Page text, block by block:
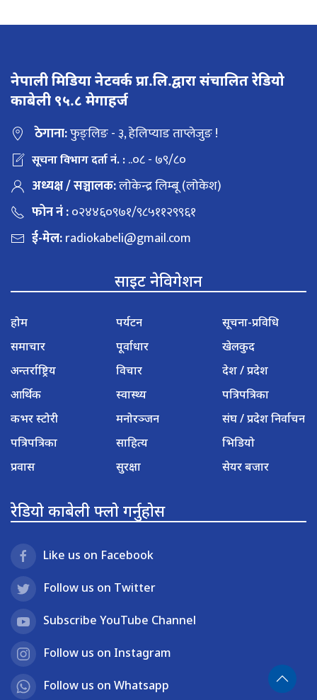
नेपाली मिडिया नेटवर्क प्रा.लि.द्वारा संचालित रेडियो
काबेली ९५.८ मेगाहर्ज
ठेगाना:फुङ्लिङ - ३, हेलिप्याड ताप्लेजुङ !
सूचना विभाग दर्ता नं. :..०८ - ७९/८०
अध्यक्ष / सञ्चालक:लोकेन्द्र लिम्बू (लोकेश)
फोन नं :०२४४६०९७१/९८५११२९९६१
ई-मेल:radiokabeli@gmail.com
साइट नेविगेशन
होम
समाचार
अन्तर्राष्ट्रिय
आर्थिक
कभर स्टोरी
पत्रिपत्रिका
प्रवास
पर्यटन
पूर्वाधार
विचार
स्वास्थ्य
मनोरञ्जन
साहित्य
सुरक्षा
सूचना-प्रविधि
खेलकुद
देश / प्रदेश
पत्रिपत्रिका
संघ / प्रदेश निर्वाचन
भिडियो
सेयर बजार
रेडियो काबेली फ्लो गर्नुहोस
Like us on Facebook
Follow us on Twitter
Subscribe YouTube Channel
Follow us on Instagram
Follow us on Whatsapp